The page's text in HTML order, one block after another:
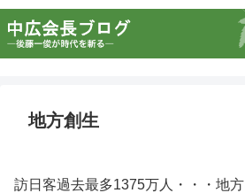
地方創生
訪日客過去最多1375万人・・・地方